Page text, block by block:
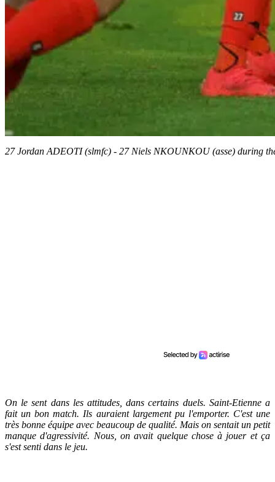
27 Jordan ADEOTI (slmfc) - 27 Niels NKOUNKOU (asse) during
On le sent dans les attitudes, dans certains duels. Saint-Etienne a
fait un bon match. Ils auraient largement pu l'emporter. C'est une
très bonne équipe avec beaucoup de qualité. Mais on sentait un petit
manque d'agressivité. Nous, on avait quelque chose à jouer et ça
s'est senti dans le jeu.